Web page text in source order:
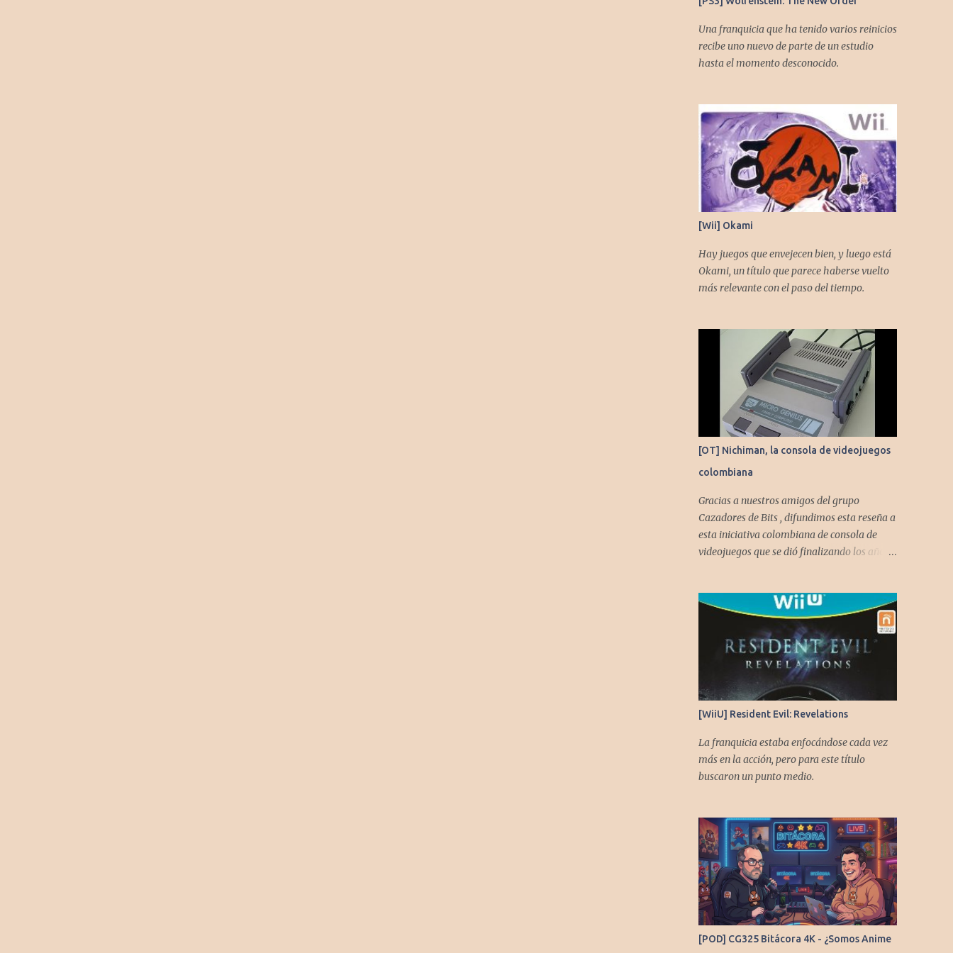
Una franquicia que ha tenido varios reinicios
recibe uno nuevo de parte de un estudio
hasta el momento desconocido.
[Wii] Okami
Hay juegos que envejecen bien, y luego está
Okami, un título que parece haberse vuelto
más relevante con el paso del tiempo.
[OT] Nichiman, la consola de videojuegos
colombiana
Gracias a nuestros amigos del grupo
Cazadores de Bits , difundimos esta reseña a
esta iniciativa colombiana de consola de
videojuegos que se dió finalizando los años
[WiiU] Resident Evil: Revelations
La franquicia estaba enfocándose cada vez
más en la acción, pero para este título
buscaron un punto medio.
[POD] CG325 Bitácora 4K - ¿Somos Anime